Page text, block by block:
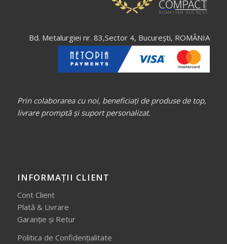
Bd. Metalurgiei nr. 83,Sector 4, București, ROMÂNIA
Prin colaborarea cu noi, beneficiați de produse de top,
livrare promptă și suport personalizat.
INFORMAȚII CLIENT
Cont Client
Plată & Livrare
Garanție și Retur
Politica de Confidențialitate